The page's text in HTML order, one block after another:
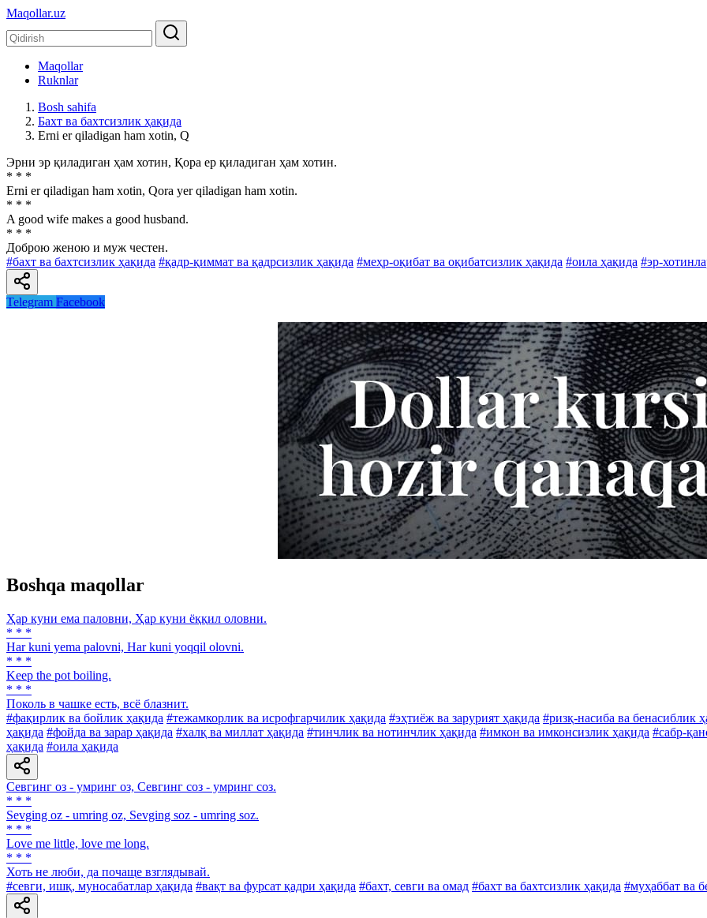
Maqollar.uz
Maqollar
Ruknlar
Bosh sahifa
Бахт ва бахтсизлик ҳақида
Erni er qiladigan ham xotin, Q
Эрни эр қиладиган ҳам хотин, Қора ер қиладиган ҳам хотин.
* * *
Erni er qiladigan ham xotin, Qora yer qiladigan ham xotin.
* * *
A good wife makes a good husband.
* * *
Доброю женою и муж честен.
#бахт ва бахтсизлик ҳақида #қадр-қиммат ва қадрсизлик ҳақида #меҳр-оқибат ва оқибатсизлик ҳақида #оила ҳақида #эр-
Telegram Facebook
Boshqa maqollar
Ҳар куни ема паловни, Ҳар куни ёққил оловни.
* * *
Har kuni yema palovni, Har kuni yoqqil olovni.
* * *
Keep the pot boiling.
* * *
Поколь в чашке есть, всё блазнит.
#фақирлик ва бойлик ҳақида #тежамкорлик ва исрофгарчилик ҳақида #эҳтиёж ва зарурият ҳақида #ризқ-насиба ва бенасиблик
ҳақида #фойда ва зарар ҳақида #халқ ва миллат ҳақида #тинчлик ва нотинчлик ҳақида #имкон ва имконсизлик ҳақида #сабр-
ҳақида #оила ҳақида
Севгинг оз - умринг оз, Севгинг соз - умринг соз.
* * *
Sevging oz - umring oz, Sevging soz - umring soz.
* * *
Love me little, love me long.
* * *
Хоть не люби, да почаще взглядывай.
#севги, ишқ, муносабатлар ҳақида #вақт ва фурсат қадри ҳақида #бахт, севги ва омад #бахт ва бахтсизлик ҳақида #муҳаббат ва